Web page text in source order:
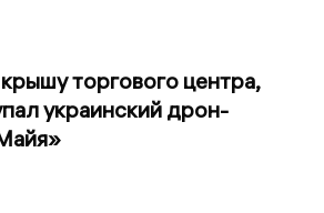
торгового центра,
украинский дрон-